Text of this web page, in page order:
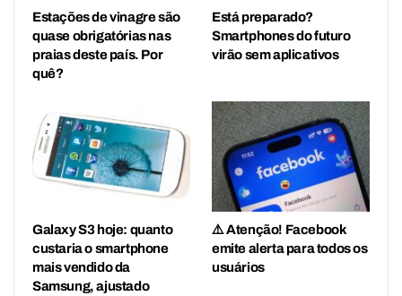
Estações de vinagre são
quase obrigatórias nas
praias deste país. Por
quê?
Está preparado?
Smartphones do futuro
virão sem aplicativos
Galaxy S3 hoje: quanto
custaria o smartphone
mais vendido da
Samsung, ajustado
⚠️ Atenção! Facebook
emite alerta para todos os
usuários